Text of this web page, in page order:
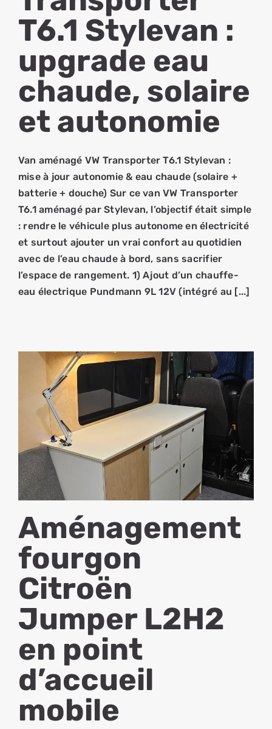
T6.1 Stylevan :
upgrade eau
chaude, solaire
et autonomie
Van aménagé VW Transporter T6.1 Stylevan :
mise à jour autonomie & eau chaude (solaire +
batterie + douche) Sur ce van VW Transporter
T6.1 aménagé par Stylevan, l’objectif était simple
: rendre le véhicule plus autonome en électricité
et surtout ajouter un vrai confort au quotidien
avec de l’eau chaude à bord, sans sacrifier
l’espace de rangement. 1) Ajout d’un chauffe-
eau électrique Pundmann 9L 12V (intégré au [...]
Aménagement
fourgon
Citroën
Jumper L2H2
en point
d’accueil
mobile